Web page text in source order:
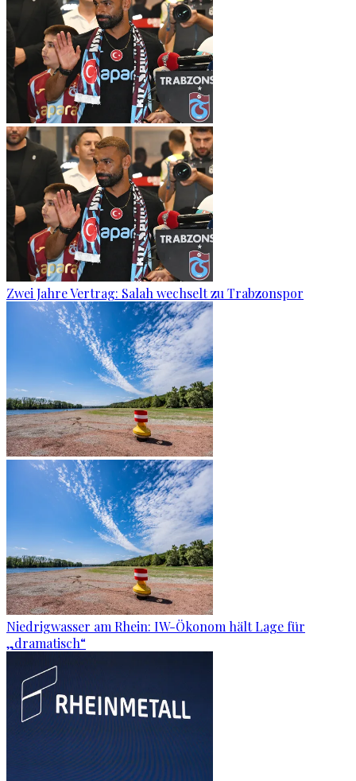
Zwei Jahre Vertrag: Salah wechselt zu Trabzonspor
Niedrigwasser am Rhein: IW-Ökonom hält Lage für
„dramatisch“